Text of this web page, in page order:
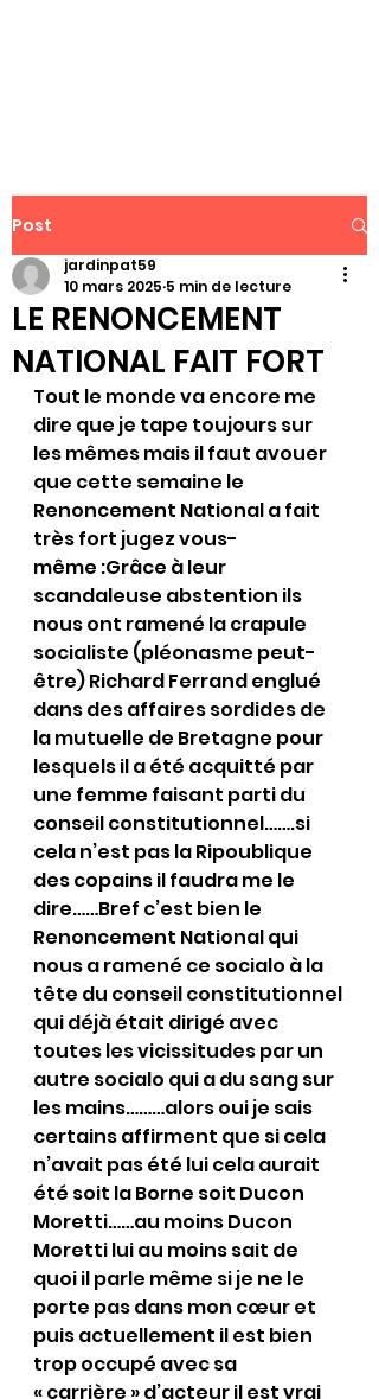
Post
LE RENONCEMENT
NATIONAL FAIT FORT
jardinpat59
10 mars 2025 5 min de lecture
Tout le monde va encore me
dire que je tape toujours sur
les mêmes mais il faut avouer
que cette semaine le
Renoncement National a fait
très fort jugez vous-
même :Grâce à leur
scandaleuse abstention ils
nous ont ramené la crapule
socialiste (pléonasme peut-
être) Richard Ferrand englué
dans des affaires sordides de
la mutuelle de Bretagne pour
lesquels il a été acquitté par
une femme faisant parti du
conseil constitutionnel…….si
cela n’est pas la Ripoublique
des copains il faudra me le
dire……Bref c’est bien le
Renoncement National qui
nous a ramené ce socialo à la
tête du conseil constitutionnel
qui déjà était dirigé avec
toutes les vicissitudes par un
autre socialo qui a du sang sur
les mains………alors oui je sais
certains affirment que si cela
n’avait pas été lui cela aurait
été soit la Borne soit Ducon
Moretti……au moins Ducon
Moretti lui au moins sait de
quoi il parle même si je ne le
porte pas dans mon cœur et
puis actuellement il est bien
trop occupé avec sa
« carrière » d’acteur il est vrai